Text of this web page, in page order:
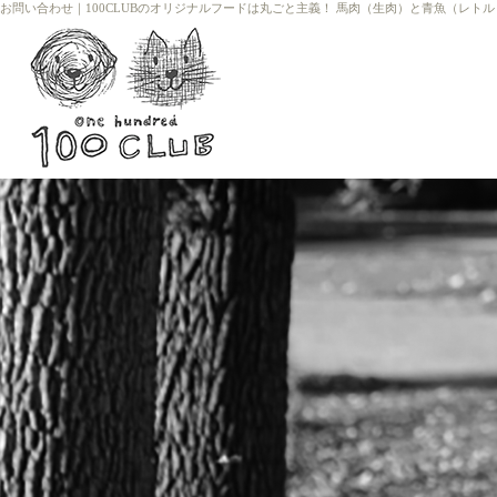
お問い合わせ ｜ 100CLUBのオリジナルフードは丸ごと主義！ 馬肉（生肉）と青魚（レト